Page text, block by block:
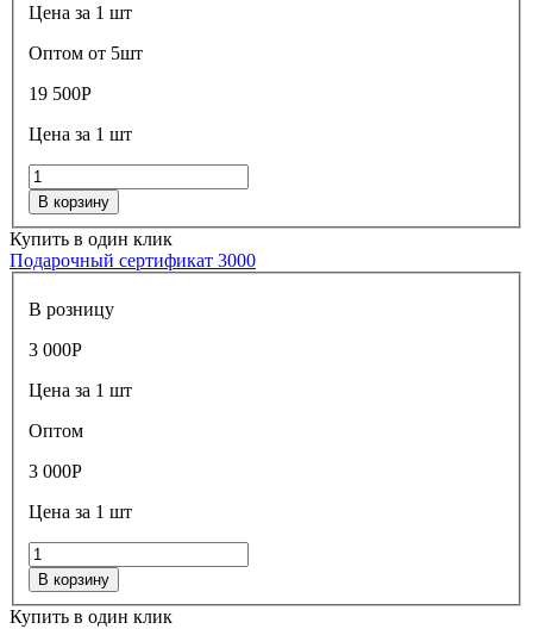
Цена за 1 шт
Оптом от 5шт
19 500Р
Цена за 1 шт
В корзину
Купить в один клик
Подарочный сертификат 3000
В розницу
3 000Р
Цена за 1 шт
Оптом
3 000Р
Цена за 1 шт
В корзину
Купить в один клик